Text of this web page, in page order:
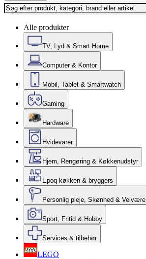
Alle produkter
TV, Lyd & Smart Home
Computer & Kontor
Mobil, Tablet & Smartwatch
Gaming
Hardware
Hvidevarer
Hjem, Rengøring & Køkkenudstyr
Epoq køkken & bryggers
Personlig pleje, Skønhed & Velvære
Sport, Fritid & Hobby
Services & tilbehør
LEGO